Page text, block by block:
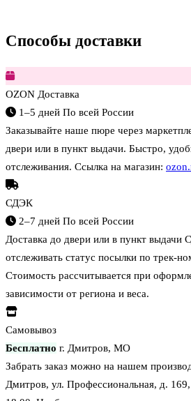
Способы доставки
OZON Доставка
1–5 дней По всей России
Заказывайте наше пюре через
двери или в пункт выдачи. Быстро,
отслеживания. Ссылка на магазин:
СДЭК
2–7 дней По всей России
Доставка до двери или в пункт
отслеживать статус посылки по трек-
Стоимость рассчитывается при
зависимости от региона и веса.
Самовывоз
Бесплатно г. Дмитров, МО
Забрать заказ можно на нашем
Дмитров, ул. Профессиональная, д.